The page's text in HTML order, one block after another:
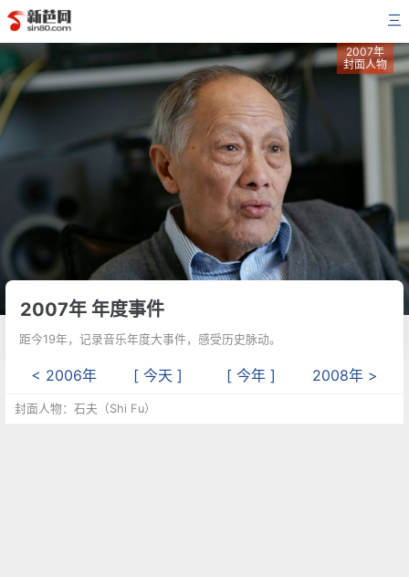
三
2007年
封面人物
2007年 年度事件
距今19年，记录音乐年度大事件，感受历史脉动。
< 2006年 [ 今天 ] [ 今年 ] 2008年 >
封面人物：石夫（Shi Fu）